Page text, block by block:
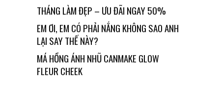
THÁNG LÀM ĐẸP – ƯU ĐÃI NGAY 50%
EM ƠI, EM CÓ PHẢI NẮNG KHÔNG SAO ANH
LẠI SAY THẾ NÀY?
MÁ HỒNG ÁNH NHŨ CANMAKE GLOW
FLEUR CHEEK